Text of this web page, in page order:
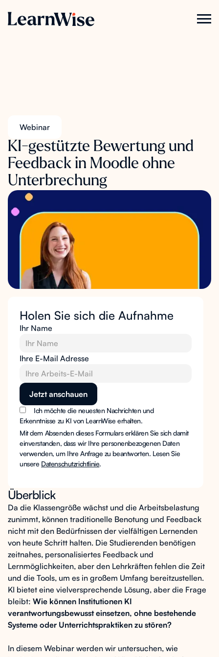
Webinar
KI-gestützte Bewertung und
Feedback in Moodle ohne
Unterbrechung
Holen Sie sich die Aufnahme
Ihr Name
Ihre E-Mail Adresse
Ich möchte die neuesten Nachrichten und
Erkenntnisse zu KI von LearnWise erhalten.
Mit dem Absenden dieses Formulars erklären Sie sich damit
einverstanden, dass wir Ihre personenbezogenen Daten
verwenden, um Ihre Anfrage zu beantworten. Lesen Sie
unsere Datenschutzrichtlinie.
Überblick
Da die Klassengröße wächst und die Arbeitsbelastung
zunimmt, können traditionelle Benotung und Feedback
nicht mit den Bedürfnissen der vielfältigen Lernenden
von heute Schritt halten. Die Studierenden benötigen
zeitnahes, personalisiertes Feedback und
Lernmöglichkeiten, aber den Lehrkräften fehlen die Zeit
und die Tools, um es in großem Umfang bereitzustellen.
KI bietet eine vielversprechende Lösung, aber die Frage
bleibt: Wie können Institutionen KI
verantwortungsbewusst einsetzen, ohne bestehende
Systeme oder Unterrichtspraktiken zu stören?
In diesem Webinar werden wir untersuchen, wie